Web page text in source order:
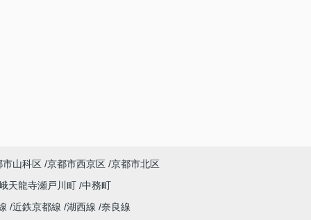
市山科区 京都市西京区 京都市北区
天龍寺瀬戸川町 中務町
近鉄京都線 湖西線 奈良線